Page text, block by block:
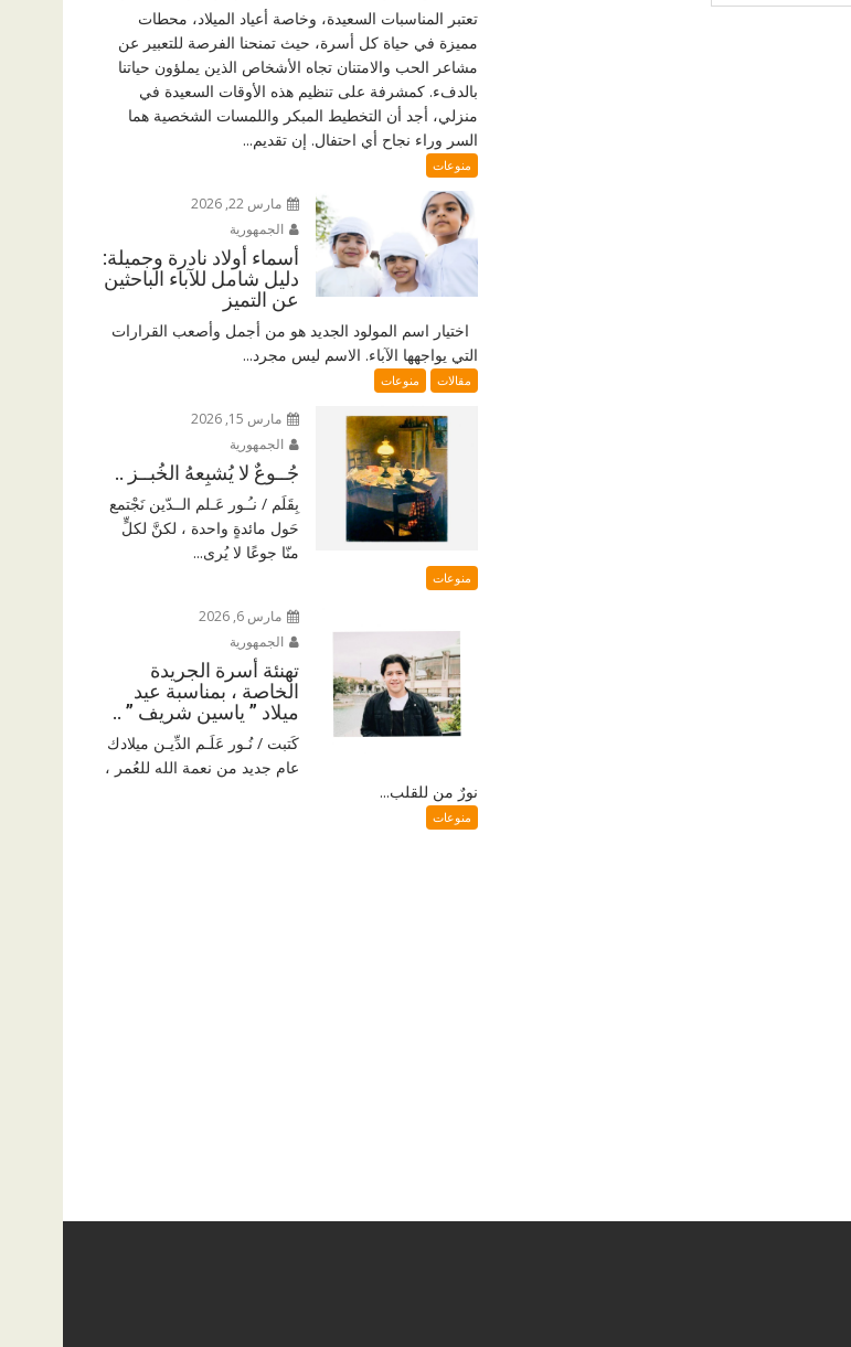
تعتبر المناسبات السعيدة، وخاصة أعياد الميلاد، محطات
مميزة في حياة كل أسرة، حيث تمنحنا الفرصة للتعبير عن
مشاعر الحب والامتنان تجاه الأشخاص الذين يملؤون حياتنا
بالدفء. كمشرفة على تنظيم هذه الأوقات السعيدة في
منزلي، أجد أن التخطيط المبكر واللمسات الشخصية هما
السر وراء نجاح أي احتفال. إن تقديم...
منوعات
مارس 22, 2026
الجمهورية
أسماء أولاد نادرة وجميلة:
دليل شامل للآباء الباحثين
عن التميز
اختيار اسم المولود الجديد هو من أجمل وأصعب القرارات
التي يواجهها الآباء. الاسم ليس مجرد...
مقالات منوعات
مارس 15, 2026
الجمهورية
جُــوعٌ لا يُشبِعهُ الخُبــز ..
بِقَلَم / نـُـور عَـلم الــدّين نَجْتمع
حَول مائدةٍ واحدة ، لكنَّ لكلٍّ
منّا جوعًا لا يُرى...
منوعات
مارس 6, 2026
الجمهورية
تهنئة أسرة الجريدة
الخاصة ، بمناسبة عيد
ميلاد ” ياسين شريف ” ..
كَتبت / نُـور عَلَـم الدِّيـن ميلادك
عام جديد من نعمة الله للعُمر ،
نورٌ من للقلب...
منوعات